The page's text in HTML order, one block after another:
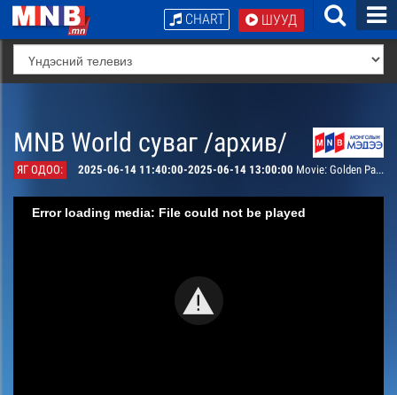
ШУУД
CHART
MNB World суваг /архив/
ЯГ ОДОО: 2025-06-14 11:40:00-2025-06-14 13:00:00 Movie: Golden Palace
Error loading media: File could not be played